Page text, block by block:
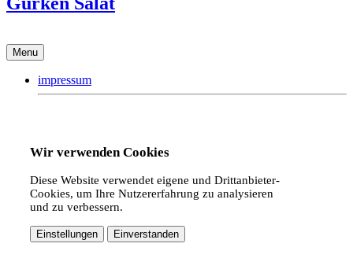
Menu
impressum
Wir verwenden Cookies
Diese Website verwendet eigene und Drittanbieter-
Cookies, um Ihre Nutzererfahrung zu analysieren
und zu verbessern.
Einstellungen Einverstanden